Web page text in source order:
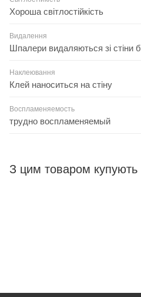
Хороша світлостійкість
Видалення
Шпалери видаляються зі стіни
Наклеювання
Клей наноситься на стіну
Воспламеняемость
трудно воспламеняемый
З цим товаром купують